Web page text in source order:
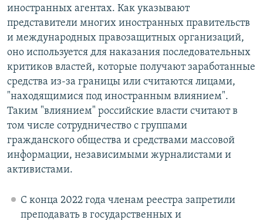
иностранных агентах. Как указывают
представители многих иностранных правительств
и международных правозащитных организаций,
оно используется для наказания последовательных
критиков властей, которые получают заработанные
средства из-за границы или считаются лицами,
"находящимися под иностранным влиянием".
Таким "влиянием" российские власти считают в
том числе сотрудничество с группами
гражданского общества и средствами массовой
информации, независимыми журналистами и
активистами.
С конца 2022 года членам реестра запретили
преподавать в государственных и